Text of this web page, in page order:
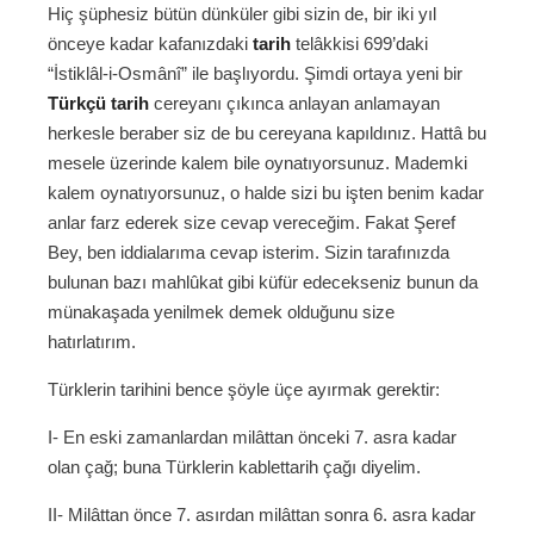
Hiç şüphesiz bütün dünküler gibi sizin de, bir iki yıl
önceye kadar kafanızdaki tarih telâkkisi 699’daki
“İstiklâl-i-Osmânî” ile başlıyordu. Şimdi ortaya yeni bir
Türkçü tarih cereyanı çıkınca anlayan anlamayan
herkesle beraber siz de bu cereyana kapıldınız. Hattâ bu
mesele üzerinde kalem bile oynatıyorsunuz. Mademki
kalem oynatıyorsunuz, o halde sizi bu işten benim kadar
anlar farz ederek size cevap vereceğim. Fakat Şeref
Bey, ben iddialarıma cevap isterim. Sizin tarafınızda
bulunan bazı mahlûkat gibi küfür edecekseniz bunun da
münakaşada yenilmek demek olduğunu size
hatırlatırım.
Türklerin tarihini bence şöyle üçe ayırmak gerektir:
I- En eski zamanlardan milâttan önceki 7. asra kadar
olan çağ; buna Türklerin kablettarih çağı diyelim.
II- Milâttan önce 7. asırdan milâttan sonra 6. asra kadar